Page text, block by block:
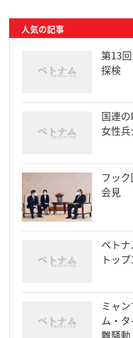
人気の記事
第13
探検
国連
女性
フッ
会見
ベト
トッ
ミャ
ム・
難騒動